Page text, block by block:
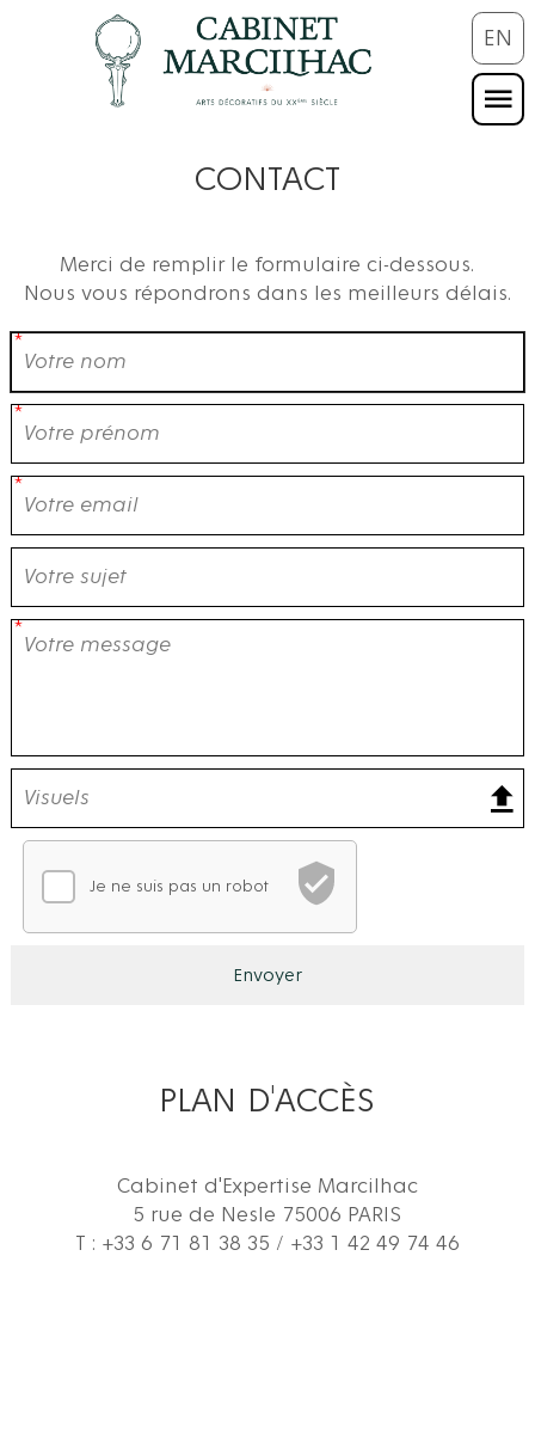
EN
CONTACT
Merci de remplir le formulaire ci-dessous.
Nous vous répondrons dans les meilleurs délais.
PLAN D'ACCÈS
Cabinet d'Expertise Marcilhac
5 rue de Nesle 75006 PARIS
T : +33 6 71 81 38 35 / +33 1 42 49 74 46
Vérification CAPTCHA
Je ne suis pas un robot
En attente de vérification
Ce CAPTCHA analyse votre comportement de
Envoyer